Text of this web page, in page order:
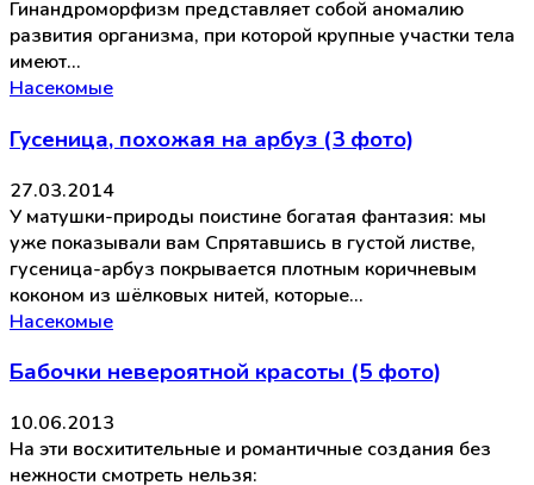
Гинандроморфизм представляет собой аномалию
развития организма, при которой крупные участки тела
имеют…
Насекомые
Гусеница, похожая на арбуз (3 фото)
27.03.2014
У матушки-природы поистине богатая фантазия: мы
уже показывали вам Спрятавшись в густой листве,
гусеница-арбуз покрывается плотным коричневым
коконом из шёлковых нитей, которые…
Насекомые
Бабочки невероятной красоты (5 фото)
10.06.2013
На эти восхитительные и романтичные создания без
нежности смотреть нельзя: